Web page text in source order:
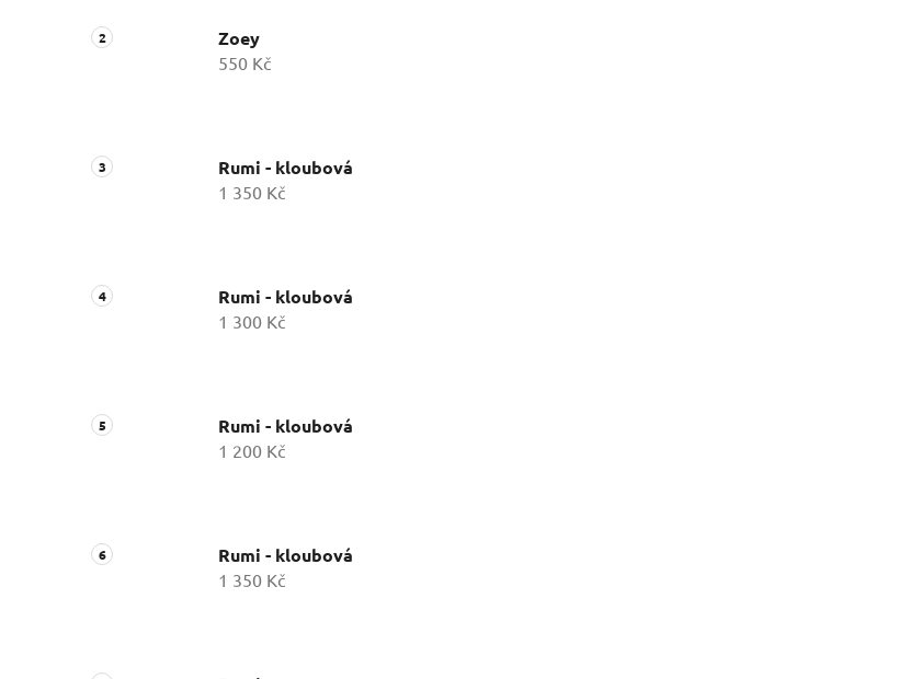
Zoey
550 Kč
Rumi - kloubová
1 350 Kč
Rumi - kloubová
1 300 Kč
Rumi - kloubová
1 200 Kč
Rumi - kloubová
1 350 Kč